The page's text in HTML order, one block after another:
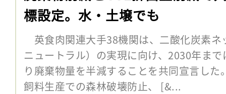
標設定。水・土壌でも
英食肉関連大手38機関は、二酸化炭素ネ
ニュートラル）の実現に向け、2030年ま
り廃棄物量を半減することを共同宣言し
飼料生産での森林破壊防止、 [&...